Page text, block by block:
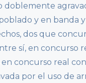
doblemente
y en banda
dos que
sí, en concurso
concurso real
por el uso de